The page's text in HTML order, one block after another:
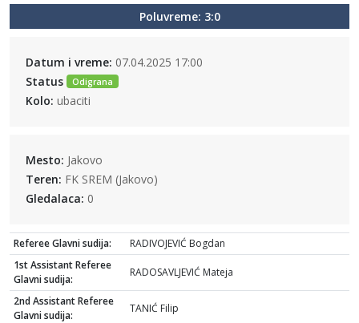
Poluvreme: 3:0
Datum i vreme: 07.04.2025 17:00
Status
Odigrana
Kolo: ubaciti
Mesto: Jakovo
Teren: FK SREM (Jakovo)
Gledalaca: 0
Referee Glavni sudija:
RADIVOJEVIĆ Bogdan
1st Assistant Referee
Glavni sudija:
RADOSAVLJEVIĆ Mateja
2nd Assistant Referee
Glavni sudija:
TANIĆ Filip